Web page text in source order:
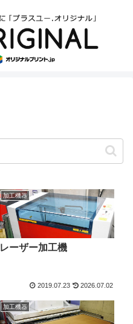
加工機器
レーザー加工機
2019.07.23 2026.07.02
加工機器